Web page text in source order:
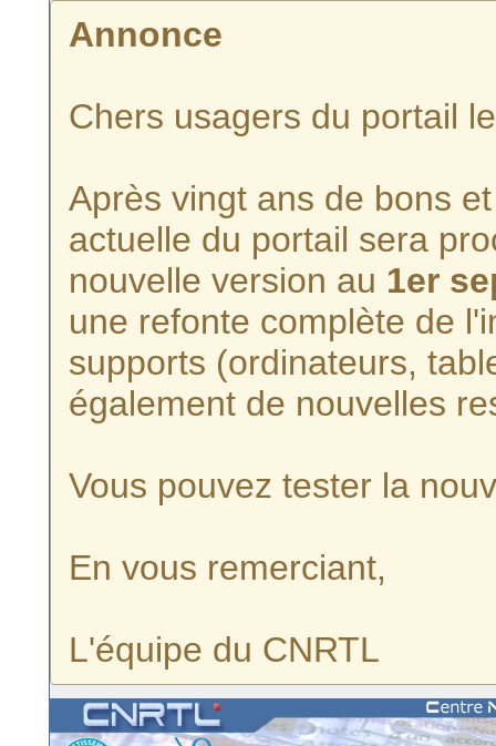
Annonce
Chers usagers du portail
Après vingt ans de bons
actuelle du portail sera
nouvelle version au 1er
une refonte complète de
supports (ordinateurs,
également de nouvelles
Vous pouvez tester la
En vous remerciant,
L'équipe du CNRTL